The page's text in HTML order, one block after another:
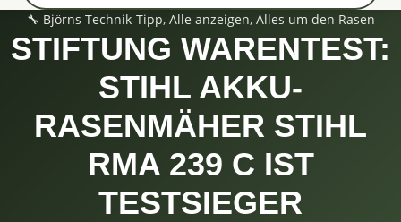
🔧 Björns Technik-Tipp, Alle anzeigen, Alles um den Rasen
STIFTUNG WARENTEST:
STIHL AKKU-
RASENMÄHER STIHL
RMA 239 C IST
TESTSIEGER